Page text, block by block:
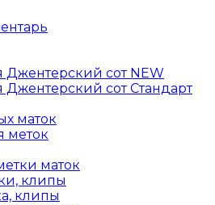
сот NEW
сот Стандарт
маток
меток
маток
клипы
клипы